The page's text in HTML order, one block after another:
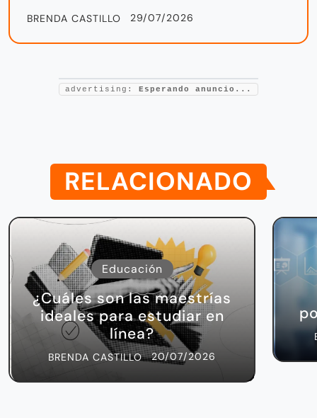
BRENDA CASTILLO 29/07/2026
advertising: Esperando anuncio...
RELACIONADO
Educación
¿Cuáles son las maestrías
ideales para estudiar en
línea?
BRENDA CASTILLO 20/07/2026